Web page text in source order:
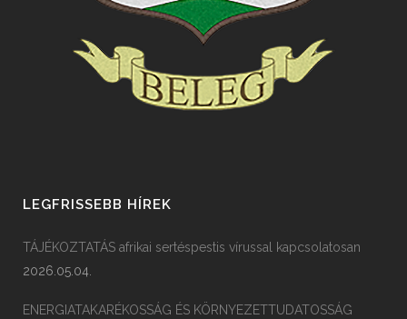
LEGFRISSEBB HÍREK
TÁJÉKOZTATÁS afrikai sertéspestis vírussal kapcsolatosan
2026.05.04.
ENERGIATAKARÉKOSSÁG ÉS KÖRNYEZETTUDATOSSÁG